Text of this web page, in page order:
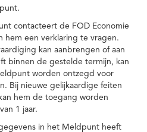
contacteert de FOD Economie
hem een verklaring te vragen.
kan aanbrengen of aan
binnen de gestelde termijn, kan
worden ontzegd voor
Bij nieuwe gelijkaardige feiten
hem de toegang worden
1 jaar.
in het Meldpunt heeft